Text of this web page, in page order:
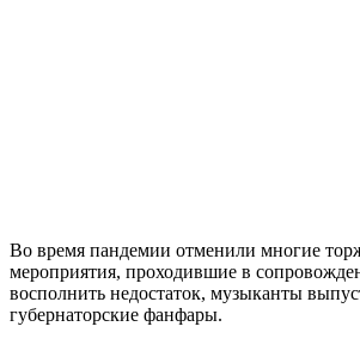
Во время пандемии отменили многие
мероприятия, проходившие в
восполнить недостаток, музыканты
губернаторские фанфары.